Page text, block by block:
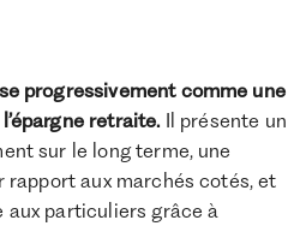
progressivement comme une
retraite. Il présente un
sur le long terme, une
aux marchés cotés, et
particuliers grâce à